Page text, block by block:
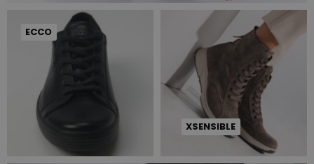
ECCO
XSENSIBLE